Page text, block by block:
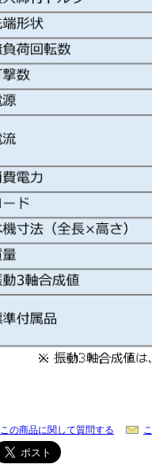
この商品に関して質問する